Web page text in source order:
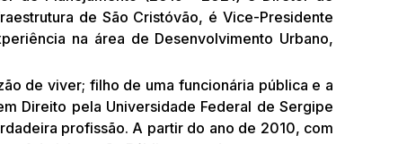
de São Cristóvão, é Vice-Presidente
na área de Desenvolvimento Urbano,
de viver; filho de uma funcionária pública e a
Direito pela Universidade Federal de Sergipe
profissão. A partir do ano de 2010, com